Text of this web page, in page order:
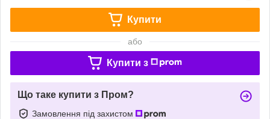
Купити
або
Купити з
Що таке купити з Пром?
Замовлення під захистом